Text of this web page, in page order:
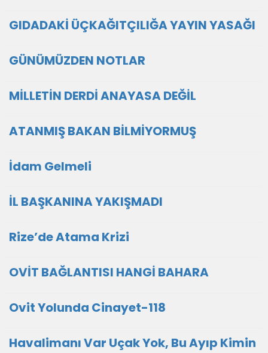
GIDADAKİ ÜÇKAĞITÇILIĞA YAYIN YASAĞI
GÜNÜMÜZDEN NOTLAR
MİLLETİN DERDİ ANAYASA DEĞİL
ATANMIŞ BAKAN BİLMİYORMUŞ
İdam Gelmeli
İL BAŞKANINA YAKIŞMADI
Rize’de Atama Krizi
OVİT BAĞLANTISI HANGİ BAHARA
Ovit Yolunda Cinayet-118
Havalimanı Var Uçak Yok, Bu Ayıp Kimin